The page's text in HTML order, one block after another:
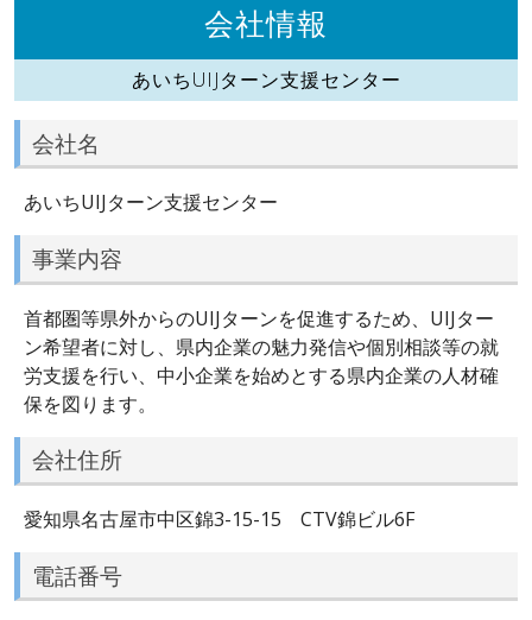
会社情報
あいちUIJターン支援センター
会社名
あいちUIJターン支援センター
事業内容
首都圏等県外からのUIJターンを促進するため、UIJター
ン希望者に対し、県内企業の魅力発信や個別相談等の就
労支援を行い、中小企業を始めとする県内企業の人材確
保を図ります。
会社住所
愛知県名古屋市中区錦3-15-15 CTV錦ビル6F
電話番号